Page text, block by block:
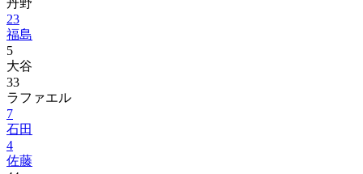
丹野
23
福島
5
大谷
33
ラファエル
7
石田
4
佐藤